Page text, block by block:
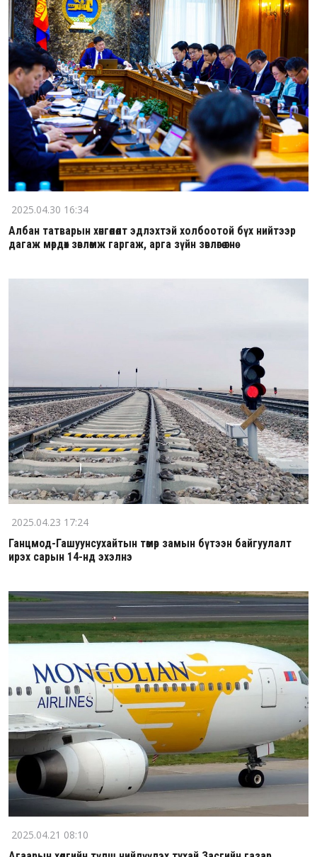
2025.04.30 16:34
Албан татварын хөнгөлөлт эдлэхтэй холбоотой бүх нийтээр
дагаж мөрдөх зөвлөмж гаргаж, арга зүйн зөвлөгөө өгнө
2025.04.23 17:24
Ганцмод-Гашуунсухайтын төмөр замын бүтээн байгуулалт
ирэх сарын 14-нд эхэлнэ
2025.04.21 08:10